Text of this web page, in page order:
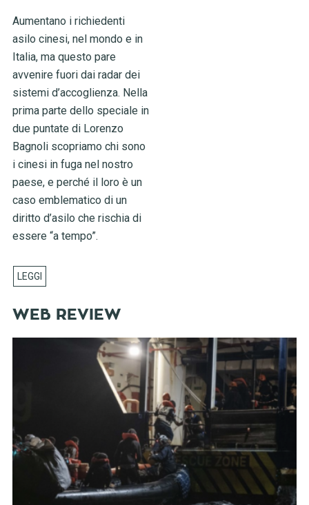
Aumentano i richiedenti
asilo cinesi, nel mondo e in
Italia, ma questo pare
avvenire fuori dai radar dei
sistemi d’accoglienza. Nella
prima parte dello speciale in
due puntate di Lorenzo
Bagnoli scopriamo chi sono
i cinesi in fuga nel nostro
paese, e perché il loro è un
caso emblematico di un
diritto d’asilo che rischia di
essere “a tempo”.
WEB REVIEW